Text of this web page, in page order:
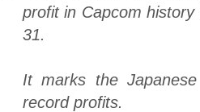
profit in Capcom
31.
It marks the
record profits.